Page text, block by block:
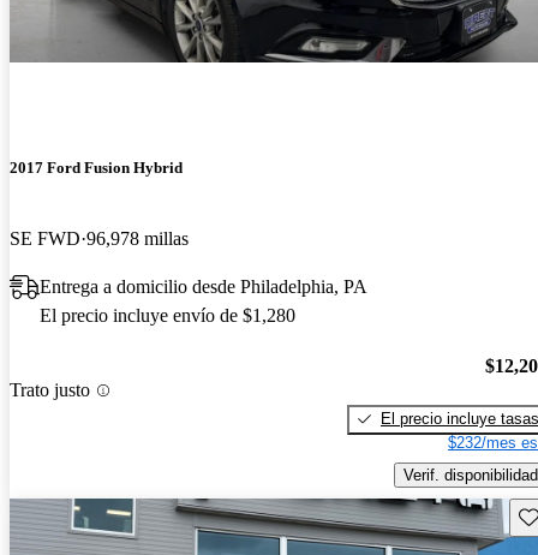
2017 Ford Fusion Hybrid
SE FWD 96,978 millas
Entrega a domicilio desde Philadelphia, PA
El precio incluye envío de $1,280
Trato justo
El precio incluye tasas
$232/mes
Verif. disponibilidad